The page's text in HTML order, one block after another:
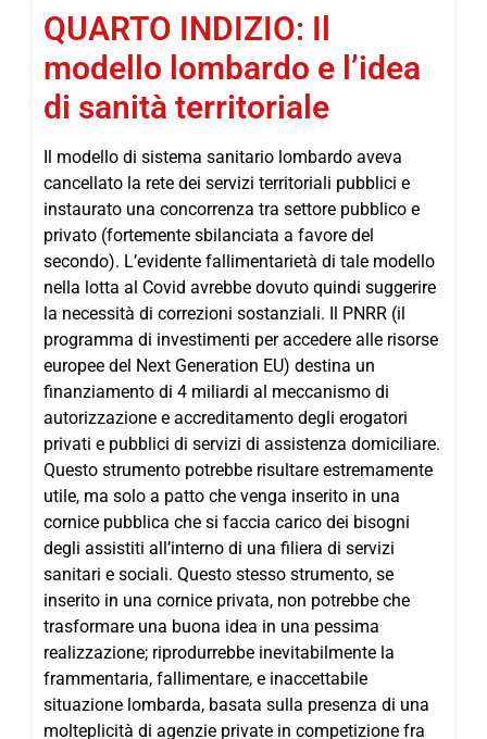
QUARTO INDIZIO: Il
modello lombardo e l’idea
di sanità territoriale
Il modello di sistema sanitario lombardo aveva
cancellato la rete dei servizi territoriali pubblici e
instaurato una concorrenza tra settore pubblico e
privato (fortemente sbilanciata a favore del
secondo). L’evidente fallimentarietà di tale modello
nella lotta al Covid avrebbe dovuto quindi suggerire
la necessità di correzioni sostanziali. Il PNRR (il
programma di investimenti per accedere alle risorse
europee del Next Generation EU) destina un
finanziamento di 4 miliardi al meccanismo di
autorizzazione e accreditamento degli erogatori
privati e pubblici di servizi di assistenza domiciliare.
Questo strumento potrebbe risultare estremamente
utile, ma solo a patto che venga inserito in una
cornice pubblica che si faccia carico dei bisogni
degli assistiti all’interno di una filiera di servizi
sanitari e sociali. Questo stesso strumento, se
inserito in una cornice privata, non potrebbe che
trasformare una buona idea in una pessima
realizzazione; riprodurrebbe inevitabilmente la
frammentaria, fallimentare, e inaccettabile
situazione lombarda, basata sulla presenza di una
molteplicità di agenzie private in competizione fra